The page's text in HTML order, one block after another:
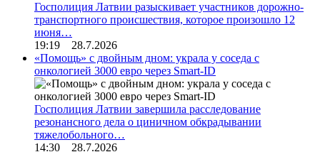
Госполиция Латвии разыскивает участников дорожно-
транспортного происшествия, которое произошло 12
июня…
19:19 28.7.2026
«Помощь» с двойным дном: украла у соседа с
онкологией 3000 евро через Smart-ID
Госполиция Латвии завершила расследование
резонансного дела о циничном обкрадывании
тяжелобольного…
14:30 28.7.2026